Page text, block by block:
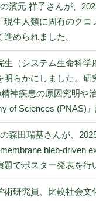
濱元 祥子さんが、
生人類に固有のク
められました。
（システム生命科
らかにしました。
神疾患の原因究明
of Sciences (PNAS)
森田瑞基さんが、
bleb-driven
でポスター発表を
研究員、比較社会